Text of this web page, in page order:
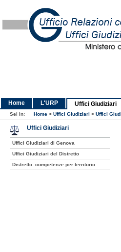
Home L'URP Uffici Giudiziari
Sei in: Home > Uffici Giudiziari > Uffici
Uffici Giudiziari
Uffici Giudiziari di Genova
Uffici Giudiziari del Distretto
Distretto: competenze per territorio